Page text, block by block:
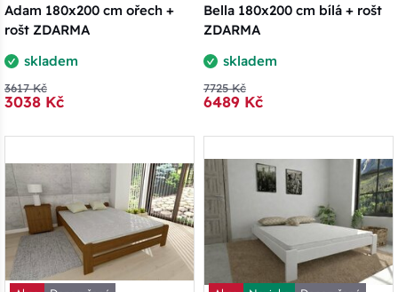
Adam 180x200 cm ořech +
rošt ZDARMA
skladem
3617 Kč
3038 Kč
Bella 180x200 cm bílá + rošt
ZDARMA
skladem
7725 Kč
6489 Kč